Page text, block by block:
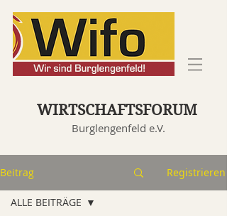
WIRTSCHAFTSFORUM
Burglengenfeld e.V.
Beitrag Registrieren
ALLE BEITRÄGE